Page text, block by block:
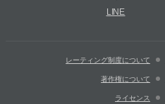
LINE
レーティング制度について
著作権について
ライセンス